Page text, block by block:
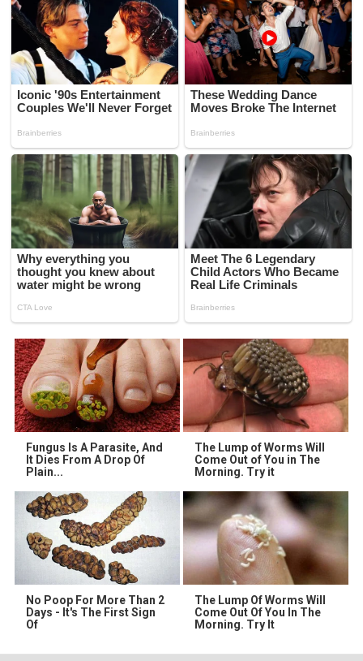
Fungus Is A Parasite, And
It Dies From A Drop Of
Plain...
The Lump of Worms Will
Come Out of You in The
Morning. Try it
No Poop For More Than 2
Days - It's The First Sign
Of
The Lump Of Worms Will
Come Out Of You In The
Morning. Try It